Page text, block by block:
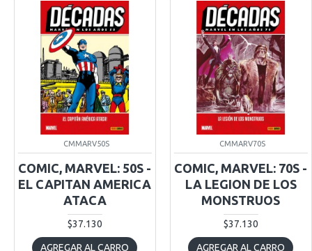
CMMARV50S
COMIC, MARVEL: 50S -
EL CAPITAN AMERICA
ATACA
$37.130
AGREGAR AL CARRO
CMMARV70S
COMIC, MARVEL: 70S -
LA LEGION DE LOS
MONSTRUOS
$37.130
AGREGAR AL CARRO